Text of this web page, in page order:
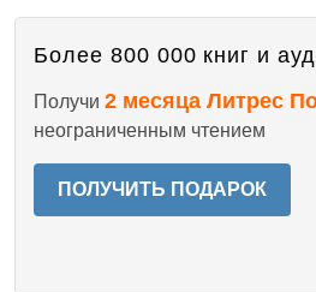
Более 800 000 книг и
Получи 2 месяца Литрес
неограниченным чтением
ПОЛУЧИТЬ ПОДАРОК